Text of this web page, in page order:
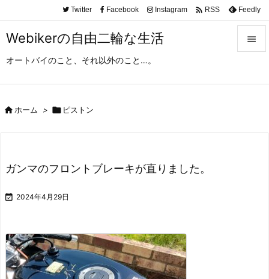
Webikerの自由二輪な生活
オートバイのこと、それ以外のこと…。

Twitter Facebook Instagram  RSS Feedly
ホーム >  ピストン
ガンマのフロントブレーキが直りました。
 2024年4月29日